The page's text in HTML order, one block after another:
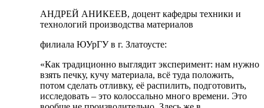
АНДРЕЙ АНИКЕЕВ, доцент кафедры техники и
технологий производства материалов
филиала ЮУрГУ в г. Златоусте:
«Как традиционно выглядит эксперимент: нам нужно
взять печку, кучу материала, всё туда положить,
потом сделать отливку, её распилить, подготовить,
исследовать – это колоссально много времени. Это